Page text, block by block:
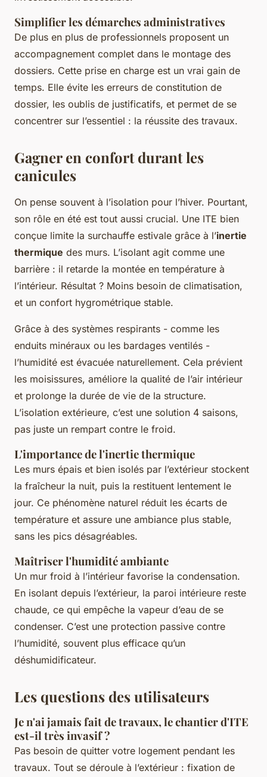
Simplifier les démarches administratives
De plus en plus de professionnels proposent un
accompagnement complet dans le montage des
dossiers. Cette prise en charge est un vrai gain de
temps. Elle évite les erreurs de constitution de
dossier, les oublis de justificatifs, et permet de se
concentrer sur l’essentiel : la réussite des travaux.
Gagner en confort durant les
canicules
On pense souvent à l’isolation pour l’hiver. Pourtant,
son rôle en été est tout aussi crucial. Une ITE bien
conçue limite la surchauffe estivale grâce à l’inertie
thermique des murs. L’isolant agit comme une
barrière : il retarde la montée en température à
l’intérieur. Résultat ? Moins besoin de climatisation,
et un confort hygrométrique stable.
Grâce à des systèmes respirants - comme les
enduits minéraux ou les bardages ventilés -
l’humidité est évacuée naturellement. Cela prévient
les moisissures, améliore la qualité de l’air intérieur
et prolonge la durée de vie de la structure.
L’isolation extérieure, c’est une solution 4 saisons,
pas juste un rempart contre le froid.
L'importance de l'inertie thermique
Les murs épais et bien isolés par l’extérieur stockent
la fraîcheur la nuit, puis la restituent lentement le
jour. Ce phénomène naturel réduit les écarts de
température et assure une ambiance plus stable,
sans les pics désagréables.
Maîtriser l'humidité ambiante
Un mur froid à l’intérieur favorise la condensation.
En isolant depuis l’extérieur, la paroi intérieure reste
chaude, ce qui empêche la vapeur d’eau de se
condenser. C’est une protection passive contre
l’humidité, souvent plus efficace qu’un
déshumidificateur.
Les questions des utilisateurs
Je n'ai jamais fait de travaux, le chantier d'ITE
est-il très invasif ?
Pas besoin de quitter votre logement pendant les
travaux. Tout se déroule à l’extérieur : fixation de